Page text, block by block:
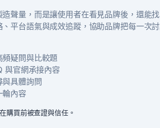
聲量，而是讓使用者在看見品牌後，還能
平台語氣與成效追蹤，協助品牌把每一次
疑問與比較題
與官網承接內容
具體詢問
輪內容
購買前被查證與信任。